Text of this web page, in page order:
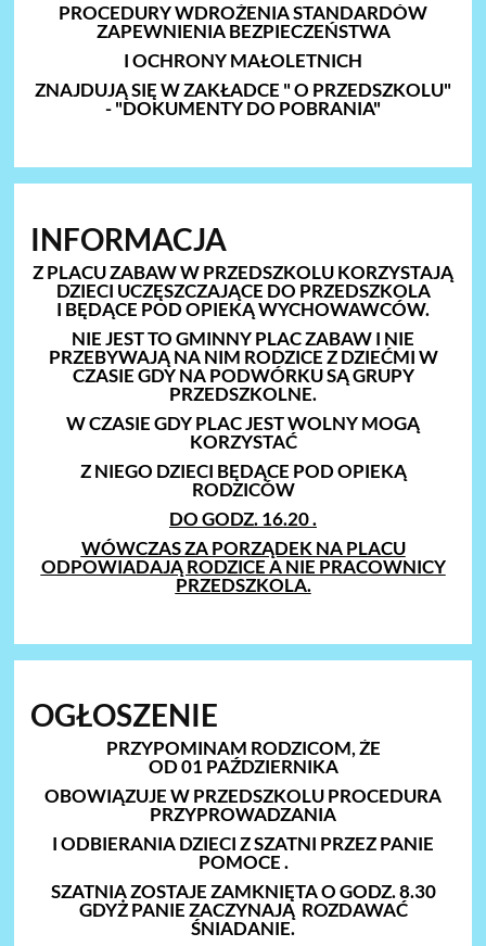
PROCEDURY WDROŻENIA STANDARDÓW
ZAPEWNIENIA BEZPIECZEŃSTWA
I OCHRONY MAŁOLETNICH
ZNAJDUJĄ SIĘ W ZAKŁADCE " O PRZEDSZKOLU"
- "DOKUMENTY DO POBRANIA"
INFORMACJA
Z PLACU ZABAW W PRZEDSZKOLU KORZYSTAJĄ
DZIECI UCZĘSZCZAJĄCE DO PRZEDSZKOLA
I BĘDĄCE POD OPIEKĄ WYCHOWAWCÓW.
NIE JEST TO GMINNY PLAC ZABAW I NIE
PRZEBYWAJĄ NA NIM RODZICE Z DZIEĆMI W
CZASIE GDY NA PODWÓRKU SĄ GRUPY
PRZEDSZKOLNE.
W CZASIE GDY PLAC JEST WOLNY MOGĄ
KORZYSTAĆ
Z NIEGO DZIECI BĘDĄCE POD OPIEKĄ
RODZICÓW
DO GODZ. 16.20 .
WÓWCZAS ZA PORZĄDEK NA PLACU
ODPOWIADAJĄ RODZICE A NIE PRACOWNICY
PRZEDSZKOLA.
OGŁOSZENIE
PRZYPOMINAM RODZICOM, ŻE
OD 01 PAŹDZIERNIKA
OBOWIĄZUJE W PRZEDSZKOLU PROCEDURA
PRZYPROWADZANIA
I ODBIERANIA DZIECI Z SZATNI PRZEZ PANIE
POMOCE .
SZATNIA ZOSTAJE ZAMKNIĘTA O GODZ. 8.30
GDYŻ PANIE ZACZYNAJĄ ROZDAWAĆ
ŚNIADANIE.